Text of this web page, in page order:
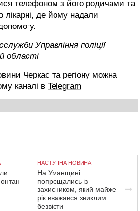
телефоном з його родичами та
лікарні, де йому надали
Управління поліції
області
Черкас та регіону можна
каналі в Telegram
НАСТУПНА НОВИНА
На Уманщині
попрощались із
захисником, який майже
рік вважався зниклим
безвісти